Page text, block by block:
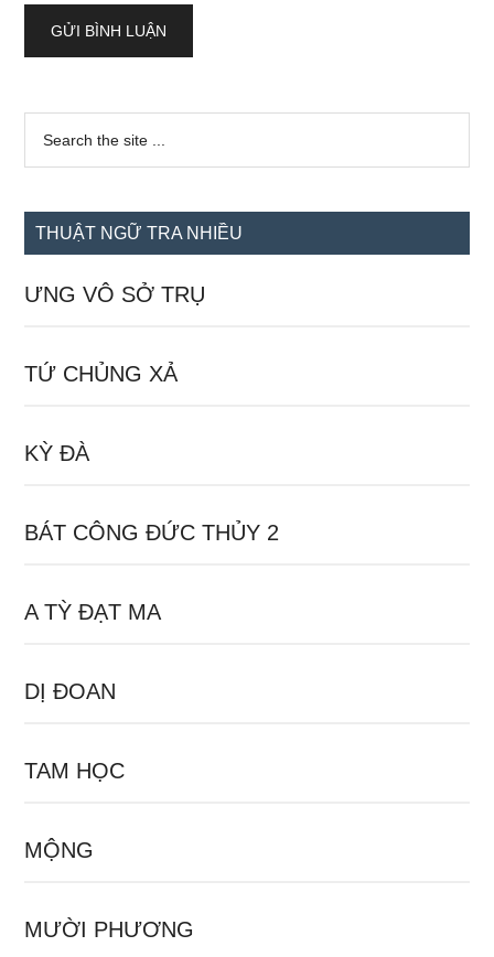
Sidebar
chính
...
THUẬT NGỮ TRA NHIỀU
ƯNG VÔ SỞ TRỤ
TỨ CHỦNG XẢ
KỲ ĐÀ
BÁT CÔNG ĐỨC THỦY 2
A TỲ ĐẠT MA
DỊ ĐOAN
TAM HỌC
MỘNG
MƯỜI PHƯƠNG